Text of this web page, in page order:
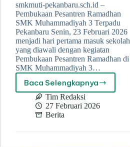
smkmuti-pekanbaru.sch.id –
Pembukaan Pesantren Ramadhan
SMK Muhammadiyah 3 Terpadu
Pekanbaru Senin, 23 Februari 2026
menjadi hari pertama masuk sekolah
yang diawali dengan kegiatan
Pembukaan Pesantren Ramadhan di
SMK Muhammadiyah 3…
Baca Selengkapnya
Penuh
semangat
!
Ramadhan
Tim Redaksi
27 Februari 2026
Berita